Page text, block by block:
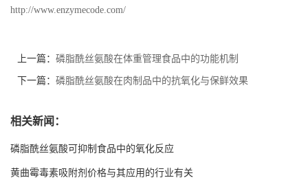
http://www.enzymecode.com/
上一篇： 磷脂酰丝氨酸在体重管理食品中的功能机制
下一篇： 磷脂酰丝氨酸在肉制品中的抗氧化与保鲜效果
相关新闻：
磷脂酰丝氨酸可抑制食品中的氧化反应
黄曲霉毒素吸附剂价格与其应用的行业有关